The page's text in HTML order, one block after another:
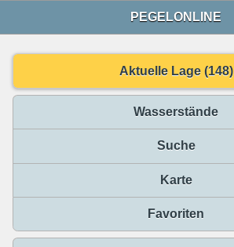
PEGELONLINE
Aktuelle Lage (148)
Wasserstände
Suche
Karte
Favoriten